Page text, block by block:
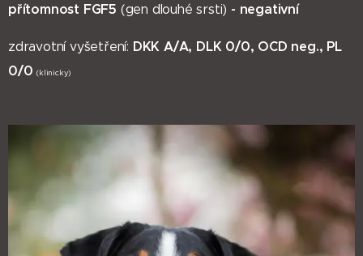
přítomnost FGF5 (gen dlouhé srsti) - negativní
zdravotní vyšetření: DKK A/A, DLK 0/0, OCD neg., PL
0/0(klinicky)